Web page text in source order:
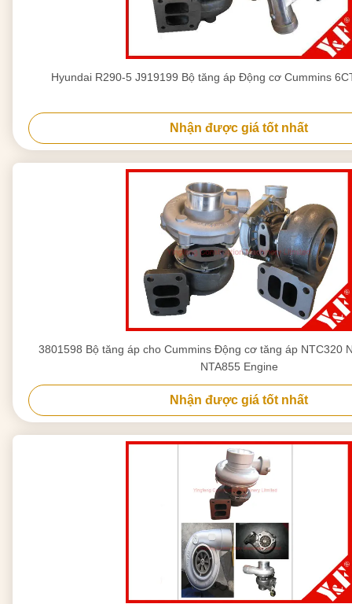
Hyundai R290-5 J919199 Bộ tăng áp Động cơ Cummins
Nhận được giá tốt nhất
3801598 Bộ tăng áp cho Cummins Động cơ tăng áp NTC320
NTA855 Engine
Nhận được giá tốt nhất